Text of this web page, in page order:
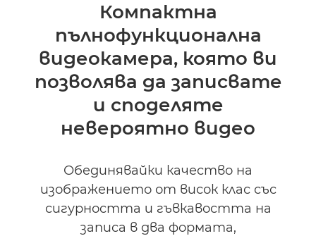
Спецификации
Поддръжка
Компактна
пълнофункционална
видеокамера, която ви
позволява да записвате
и споделяте
невероятно видео
Обединявайки качество на
изображението от висок клас със
сигурността и гъвкавостта на
записа в два формата,